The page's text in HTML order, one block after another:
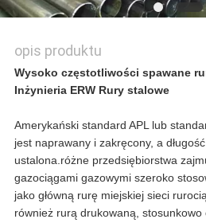
opis produktu
Wysoko częstotliwości spawane
Inżynieria ERW Rury stalowe
Amerykański standard APL lub
jest naprawany i zakręcony, a
ustalona.różne przedsiębiorstwa
gazociągami gazowymi szeroko
jako główną rurę miejskiej sieci
również rurą drukowaną,